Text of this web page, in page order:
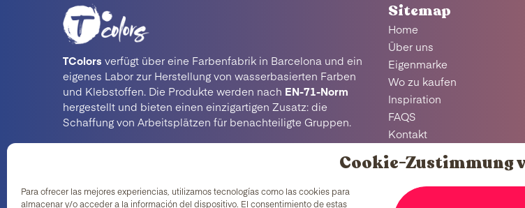
Cookie-Zustimmung
Para ofrecer las mejores experiencias, utilizamos tecnologías como las cookies para
almacenar y/o acceder a la información del dispositivo. El consentimiento de estas
TColors verfügt über eine Farbenfabrik in Barcelona und ein
eigenes Labor zur Herstellung von wasserbasierten Farben
und Klebstoffen. Die Produkte werden nach EN-71-Norm
hergestellt und bieten einen einzigartigen Zusatz: die
Schaffung von Arbeitsplätzen für benachteiligte Gruppen.
Sitemap
Home
Über uns
Eigenmarke
Wo zu kaufen
Inspiration
FAQS
Kontakt
Política de cookies
Política de privacidad